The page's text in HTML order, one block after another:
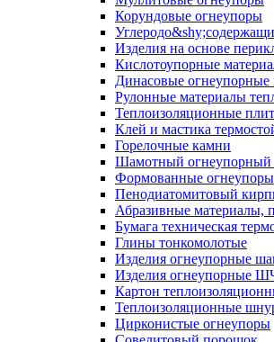
Корундовые огнеупоры
Изделия на основе
Кислотоупорные
Динасовые огнеупорные
Рулонные материалы
Тепло­изоляционные
Клей и мастика
Горелочные камни
Шамотный огнеупорный
Формованные огнеупоры
Пенодиатомитовый
Абразивные материалы,
Бумага техническая
Глины тонкомолотые
Изделия огнеупорные
Изделия огнеупорные
Картон
Теплоизоляционные
Цирконистые огнеупоры